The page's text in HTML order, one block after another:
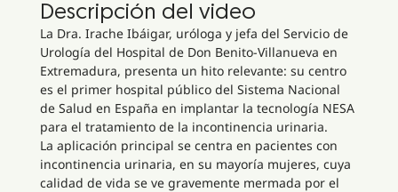
Descripción del video
La Dra. Irache Ibáigar, uróloga y jefa del Servicio de
Urología del Hospital de Don Benito-Villanueva en
Extremadura, presenta un hito relevante: su centro
es el primer hospital público del Sistema Nacional
de Salud en España en implantar la tecnología NESA
para el tratamiento de la incontinencia urinaria.
La aplicación principal se centra en pacientes con
incontinencia urinaria, en su mayoría mujeres, cuya
calidad de vida se ve gravemente mermada por el